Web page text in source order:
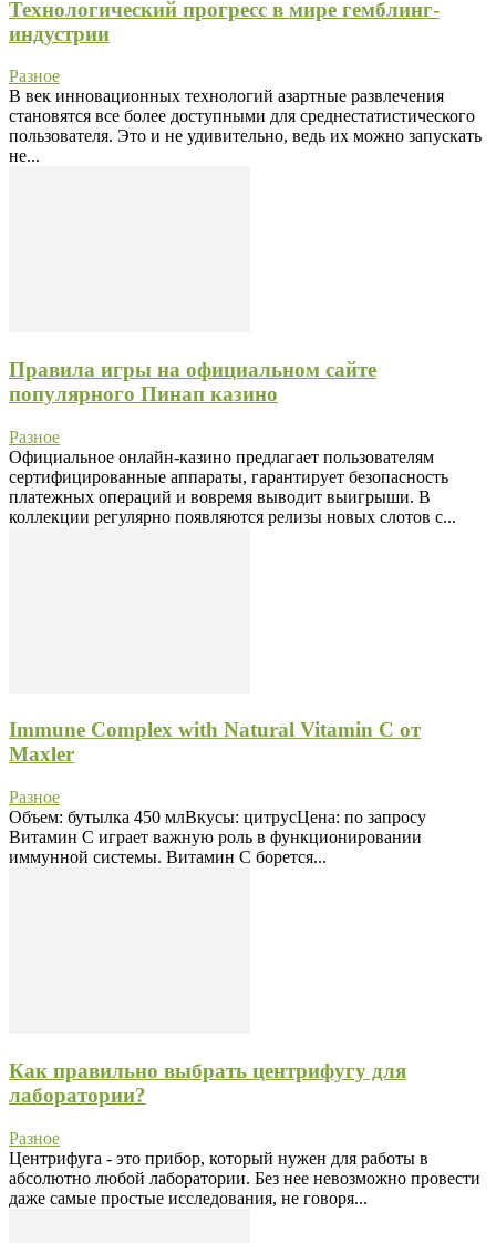
Технологический прогресс в мире гемблинг-
индустрии
Разное
В век инновационных технологий азартные развлечения
становятся все более доступными для среднестатистического
пользователя. Это и не удивительно, ведь их можно запускать
не...
Правила игры на официальном сайте
популярного Пинап казино
Разное
Официальное онлайн-казино предлагает пользователям
сертифицированные аппараты, гарантирует безопасность
платежных операций и вовремя выводит выигрыши. В
коллекции регулярно появляются релизы новых слотов с...
Immune Complex with Natural Vitamin C от
Maxler
Разное
Объем: бутылка 450 млВкусы: цитрусЦена: по запросу
Витамин С играет важную роль в функционировании
иммунной системы. Витамин С борется...
Как правильно выбрать центрифугу для
лаборатории?
Разное
Центрифуга - это прибор, который нужен для работы в
абсолютно любой лаборатории. Без нее невозможно провести
даже самые простые исследования, не говоря...